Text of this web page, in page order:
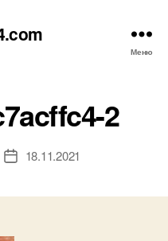
Меню
2
Дата18.11.2021